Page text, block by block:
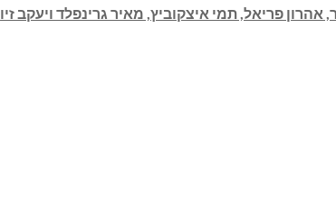
אהרון פריאל, תמי איצקוביץ, מאיר גרינפלד ויעקב זיו